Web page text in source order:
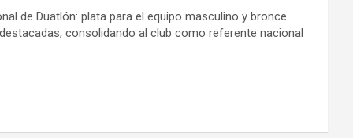
de Duatlón: plata para el equipo masculino y bronce
consolidando al club como referente nacional